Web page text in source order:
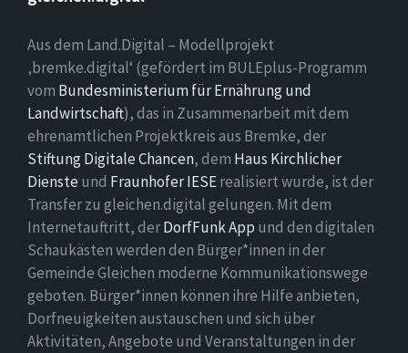
Aus dem Land.Digital – Modellprojekt
‚bremke.digital‘ (gefördert im BULEplus-Programm
vom Bundesministerium für Ernährung und
Landwirtschaft), das in Zusammenarbeit mit dem
ehrenamtlichen Projektkreis aus Bremke, der
Stiftung Digitale Chancen, dem Haus Kirchlicher
Dienste und Fraunhofer IESErealisiert wurde, ist der
Transfer zu gleichen.digital gelungen. Mit dem
Internetauftritt, derDorfFunk App und den digitalen
Schaukästen werden den Bürger*innen in der
Gemeinde Gleichen moderne Kommunikationswege
geboten. Bürger*innen können ihre Hilfe anbieten,
Dorfneuigkeiten austauschen und sich über
Aktivitäten, Angebote und Veranstaltungen in der